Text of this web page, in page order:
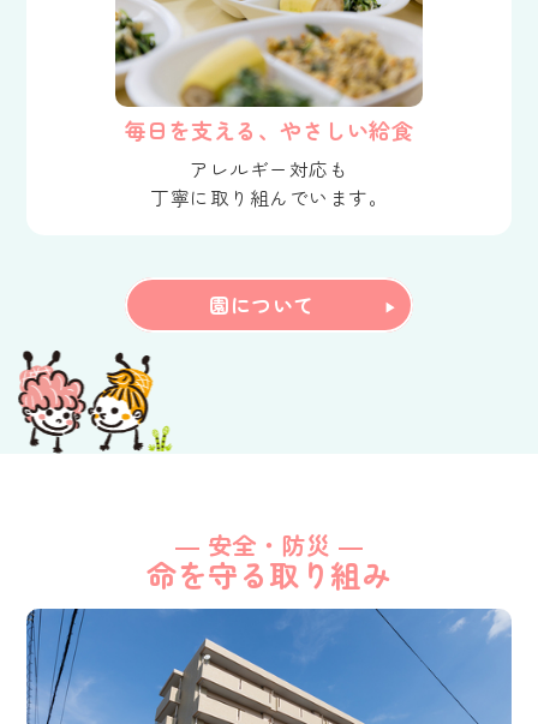
毎日を支える、やさしい給食
アレルギー対応も
丁寧に取り組んでいます。
園について
― 安全・防災 ―
命を守る取り組み